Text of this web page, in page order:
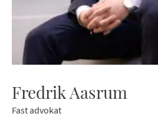
Fredrik Aasrum
Fast advokat